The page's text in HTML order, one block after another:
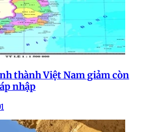
thành Việt Nam giảm còn
nhập